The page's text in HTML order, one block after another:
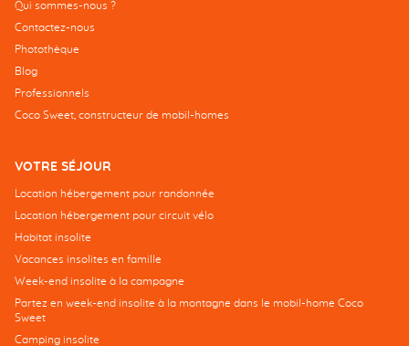
Qui sommes-nous ?
Contactez-nous
Photothèque
Blog
Professionnels
Coco Sweet, constructeur de mobil-homes
VOTRE SÉJOUR
Location hébergement pour randonnée
Location hébergement pour circuit vélo
Habitat insolite
Vacances insolites en famille
Week-end insolite à la campagne
Partez en week-end insolite à la montagne dans le mobil-home Coco
Sweet
Camping insolite